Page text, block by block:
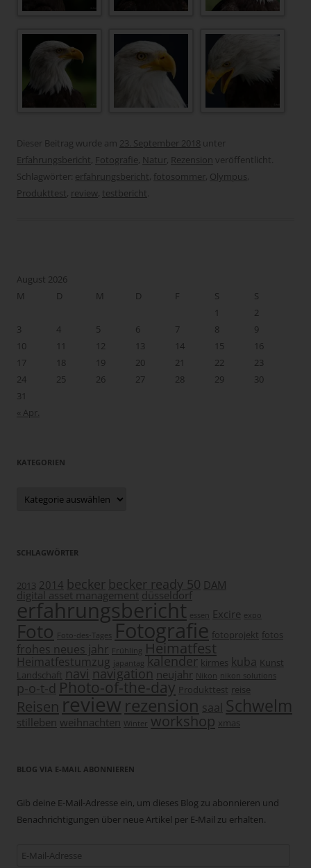
Dieser Beitrag wurde am 23. September 2018 unter
Erfahrungsbericht, Fotografie, Natur, Rezension veröffentlicht.
Schlagwörter: erfahrungsbericht, fotosommer, Olympus,
Produkttest, review, testbericht.
August 2026
M
D M D F S
S
1
2
3
4 5 6 7 8
9
10
11 12 13 14 15
16
17
18 19 20 21 22
23
24
25 26 27 28 29
30
31
« Apr.
KATEGORIEN
SCHLAGWÖRTER
2013 2014 becker becker ready 50 DAM
digital asset management düsseldorf
erfahrungsbericht essen Excire expo
Foto Foto-des-Tages Fotografie fotoprojekt fotos
frohes neues jahr Frühling Heimatfest
Heimatfestumzug japantag kalender kirmes kuba Kunst
Landschaft navi navigation neujahr Nikon nikon solutions
p-o-t-d Photo-of-the-day Produkttest reise
Reisen reviewrezension saal Schwelm
stilleben weihnachten Winter workshop xmas
BLOG VIA E-MAIL ABONNIEREN
Gib deine E-Mail-Adresse ein, um dieses Blog zu abonnieren und
Benachrichtigungen über neue Artikel per E-Mail zu erhalten.
E-